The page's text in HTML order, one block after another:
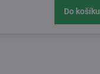
Do košíku